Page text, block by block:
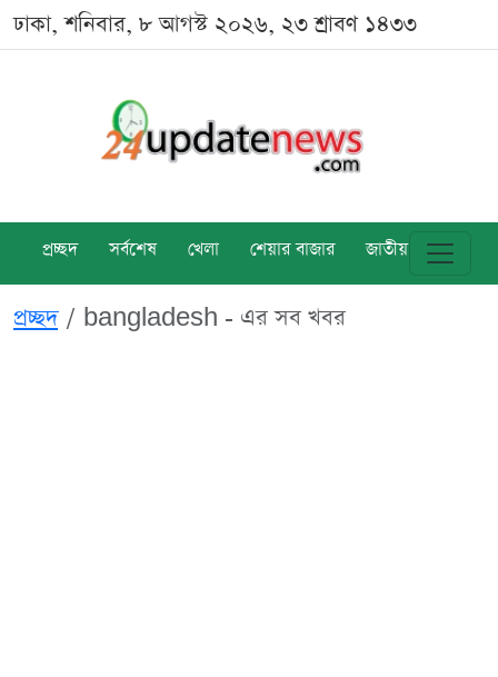
ঢাকা, শনিবার, ৮ আগস্ট ২০২৬, ২৩ শ্রাবণ ১৪৩৩
প্রচ্ছদ সর্বশেষ খেলা শেয়ার বাজার জাতীয় বিশ্ব
প্রচ্ছদ bangladesh - এর সব খবর